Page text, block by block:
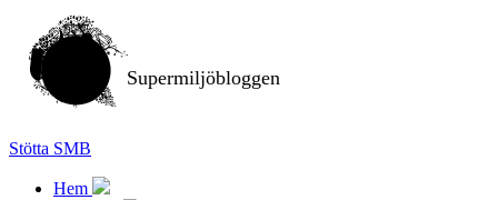
Supermiljöbloggen
Stötta SMB
Hem